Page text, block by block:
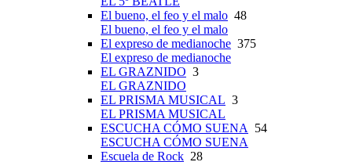
El bueno, el feo y el malo 48
El bueno, el feo y el malo
El expreso de medianoche 375
El expreso de medianoche
EL GRAZNIDO 3
EL GRAZNIDO
EL PRISMA MUSICAL 3
EL PRISMA MUSICAL
ESCUCHA CÓMO SUENA
54
ESCUCHA CÓMO SUENA
Escuela de Rock 28